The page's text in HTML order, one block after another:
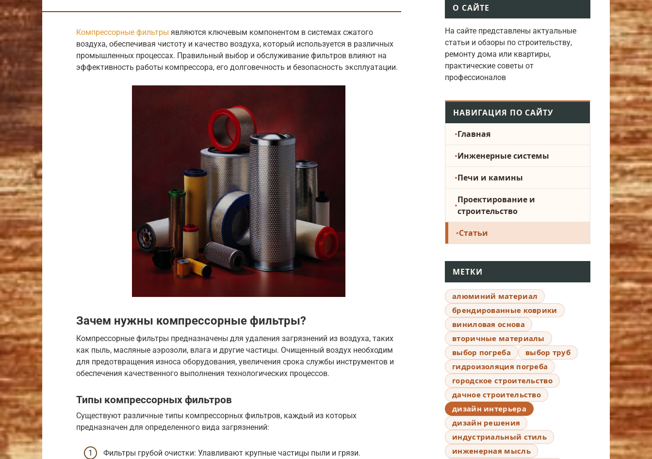
Компрессорные фильтры являются ключевым компонентом в системах сжатого
воздуха, обеспечивая чистоту и качество воздуха, который используется в различных
промышленных процессах. Правильный выбор и обслуживание фильтров влияют на
эффективность работы компрессора, его долговечность и безопасность эксплуатации.
Зачем нужны компрессорные фильтры?
Компрессорные фильтры предназначены для удаления загрязнений из воздуха, таких
как пыль, масляные аэрозоли, влага и другие частицы. Очищенный воздух необходим
для предотвращения износа оборудования, увеличения срока службы инструментов и
обеспечения качественного выполнения технологических процессов.
Типы компрессорных фильтров
Существуют различные типы компрессорных фильтров, каждый из которых
предназначен для определенного вида загрязнений:
Фильтры грубой очистки: Улавливают крупные частицы пыли и грязи.
О САЙТЕ
На сайте представлены актуальные
статьи и обзоры по строительству,
ремонту дома или квартиры,
практические советы от
профессионалов
НАВИГАЦИЯ ПО САЙТУ
Главная
Инженерные системы
Печи и камины
Проектирование и
строительство
Статьи
МЕТКИ
алюминий материал
брендированные коврики
виниловая основа
вторичные материалы
выбор погреба
выбор труб
гидроизоляция погреба
городское строительство
дачное строительство
дизайн интерьера
дизайн решения
индустриальный стиль
инженерная мысль